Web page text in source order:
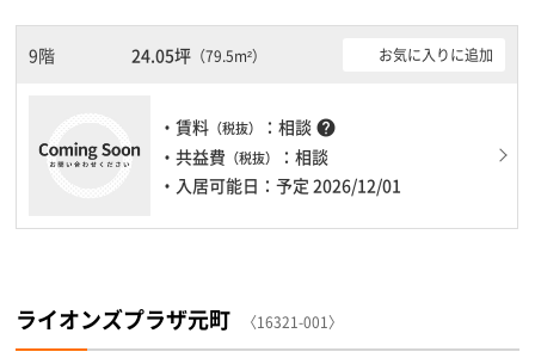
満たしておりますので、耐震性がしっかりとしています。土日・祝
日も利用可能になりますので時間帯を気にせず利用できます。駐車
で、フロアまでの待ち時間があまりかかりません。
9階 24.05坪 （79.5m²） お気に入りに追加
・賃料 （税抜） ：相談 help
・共益費 （税抜）
：相談
・入居可能日：予定 2026/12/01
ライオンズプラザ元町 〈16321-001〉